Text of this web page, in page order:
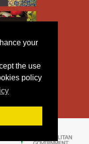
your
the use
policy